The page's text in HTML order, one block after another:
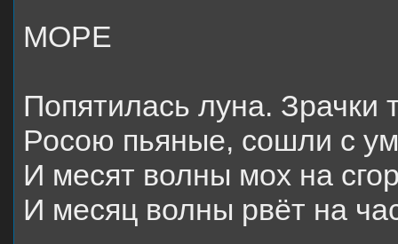
МОРЕ
Попятилась луна. Зрачки
Росою пьяные, сошли с
И месят волны мох на
И месяц волны рвёт на